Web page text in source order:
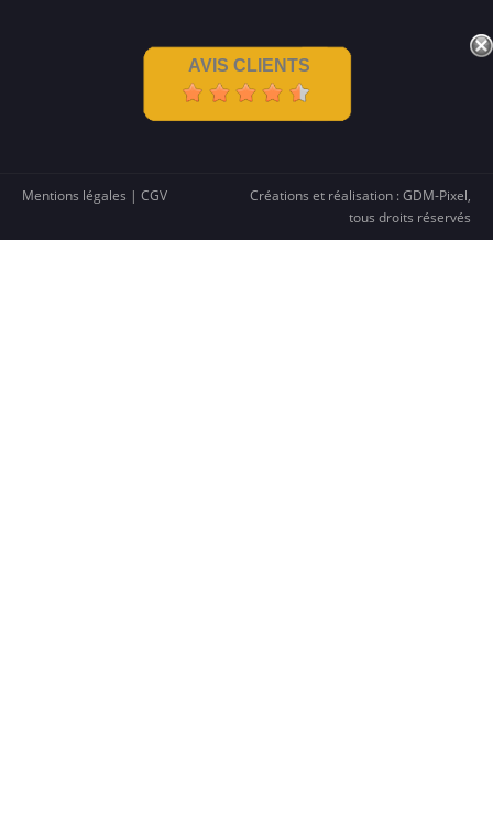
AVIS CLIENTS
Mentions légales | CGV Créations et réalisation :GDM-Pixel,
tous droits réservés